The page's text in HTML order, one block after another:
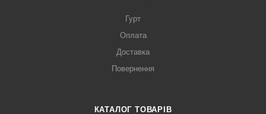
Гурт
Оплата
Доставка
Повернення
КАТАЛОГ ТОВАРІВ